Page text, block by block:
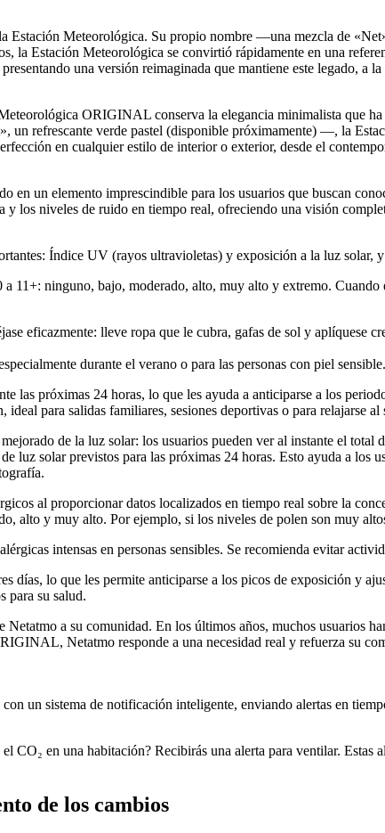
Estación Meteorológica. Su propio nombre —una mezcla de
la Estación Meteorológica se convirtió rápidamente en una
una versión reimaginada que mantiene este legado, a
ORIGINAL conserva la elegancia minimalista que
un refrescante verde pastel (disponible próximamente) —, la
en cualquier estilo de interior o exterior, desde el
un elemento imprescindible para los usuarios que buscan
los niveles de ruido en tiempo real, ofreciendo una visión
Índice UV (rayos ultravioletas) y exposición a la luz solar,
11+: ninguno, bajo, moderado, alto, muy alto y extremo.
eficazmente: lleve ropa que le cubra, gafas de sol y aplíquese
durante el verano o para las personas con piel sensible.
las próximas 24 horas, lo que les ayuda a anticiparse a los
para salidas familiares, sesiones deportivas o para relajarse al
de la luz solar: los usuarios pueden ver al instante el total
luz solar previstos para las próximas 24 horas. Esto ayuda a
al proporcionar datos localizados en tiempo real sobre la
alto y muy alto. Por ejemplo, si los niveles de polen son muy
intensas en personas sensibles. Se recomienda evitar
días, lo que les permite anticiparse a los picos de exposición y
para su salud.
Netatmo a su comunidad. En los últimos años, muchos usuarios
Netatmo responde a una necesidad real y refuerza su
un sistema de notificación inteligente, enviando alertas en
CO₂ en una habitación? Recibirás una alerta para ventilar.
de los cambios